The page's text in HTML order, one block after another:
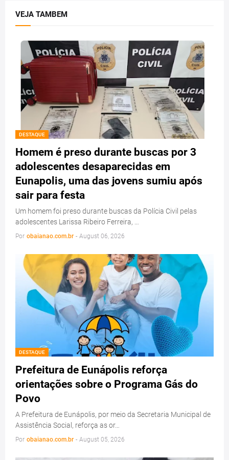
VEJA TAMBEM
DESTAQUE
Homem é preso durante buscas por 3
adolescentes desaparecidas em
Eunapolis, uma das jovens sumiu após
sair para festa
Um homem foi preso durante buscas da Polícia Civil pelas
adolescentes Larissa Ribeiro Ferreira, …
Por obaianao.com.br - August 06, 2026
DESTAQUE
Prefeitura de Eunápolis reforça
orientações sobre o Programa Gás do
Povo
A Prefeitura de Eunápolis, por meio da Secretaria Municipal de
Assistência Social, reforça as or…
Por obaianao.com.br - August 05, 2026